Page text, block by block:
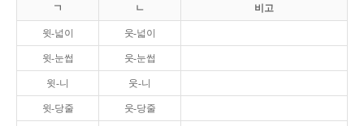
ㄱ ㄴ 비고
윗-넓이 웃-넓이
윗-눈썹 웃-눈썹
윗-니 웃-니
윗-당줄 웃-당줄